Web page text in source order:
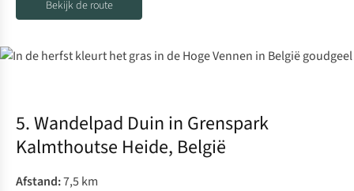
Bekijk de route
5. Wandelpad Duin in Grenspark
Kalmthoutse Heide, België
Afstand:7,5 km